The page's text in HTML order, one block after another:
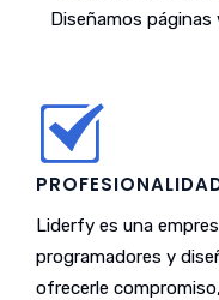
Diseñamos páginas
Liderfy es una
programadores y
ofrecerle